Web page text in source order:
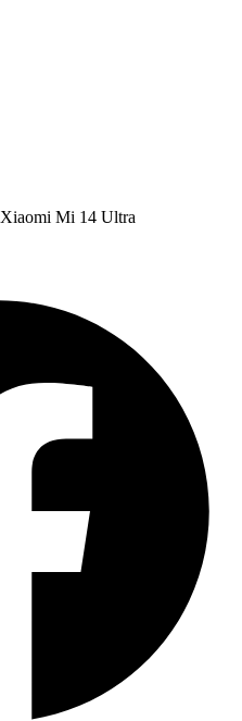
Xiaomi Mi 14 Ultra